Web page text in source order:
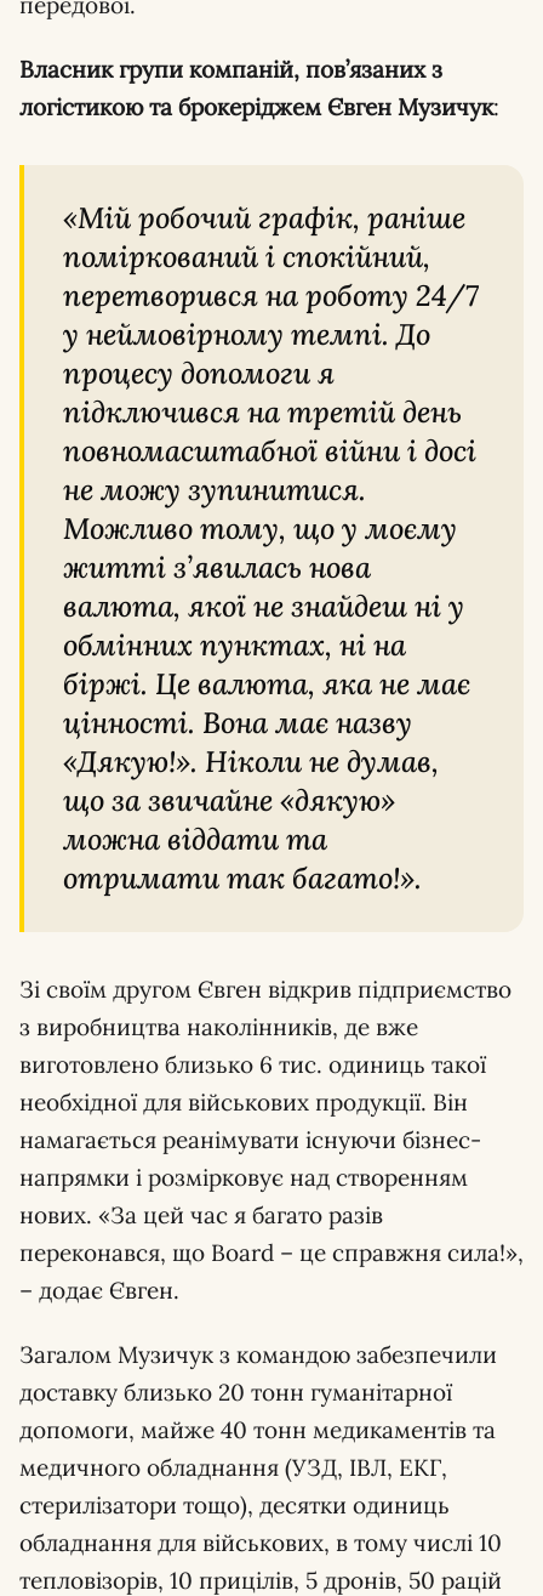
Власник групи компаній, пов’язаних з
логістикою та брокеріджем Євген Музичук:
«Мій робочий графік, раніше
поміркований і спокійний,
перетворився на роботу 24/7
у неймовірному темпі. До
процесу допомоги я
підключився на третій день
повномасштабної війни і досі
не можу зупинитися.
Можливо тому, що у моєму
житті з’явилась нова
валюта, якої не знайдеш ні у
обмінних пунктах, ні на
біржі. Це валюта, яка не має
цінності. Вона має назву
«Дякую!». Ніколи не думав,
що за звичайне «дякую»
можна віддати та
отримати так багато!».
Зі своїм другом Євген відкрив підприємство
з виробництва наколінників, де вже
виготовлено близько 6 тис. одиниць такої
необхідної для військових продукції. Він
намагається реанімувати існуючи бізнес-
напрямки і розмірковує над створенням
нових. «За цей час я багато разів
переконався, що Board – це справжня сила!»,
– додає Євген.
Загалом Музичук з командою забезпечили
доставку близько 20 тонн гуманітарної
допомоги, майже 40 тонн медикаментів та
медичного обладнання (УЗД, ІВЛ, ЕКГ,
стерилізатори тощо), десятки одиниць
обладнання для військових, в тому числі 10
тепловізорів, 10 прицілів, 5 дронів, 50 рацій